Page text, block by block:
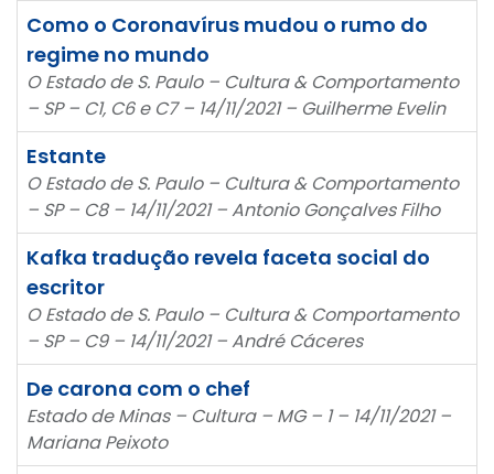
Como o Coronavírus mudou o rumo do
regime no mundo
O Estado de S. Paulo – Cultura & Comportamento
– SP – C1, C6 e C7 – 14/11/2021 – Guilherme Evelin
Estante
O Estado de S. Paulo – Cultura & Comportamento
– SP – C8 – 14/11/2021 – Antonio Gonçalves Filho
Kafka tradução revela faceta social do
escritor
O Estado de S. Paulo – Cultura & Comportamento
– SP – C9 – 14/11/2021 – André Cáceres
De carona com o chef
Estado de Minas – Cultura – MG – 1 – 14/11/2021 –
Mariana Peixoto